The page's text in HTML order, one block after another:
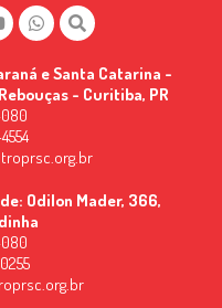
e Santa Catarina -
- Curitiba, PR
Odilon Mader, 366,